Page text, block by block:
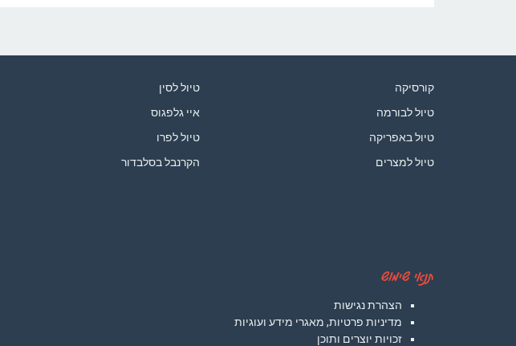
קורסיקה
טיול לבורמה
טיול באפריקה
טיול למצרים
טיול לסין
איי גלפגוס
טיול לפרו
הקרנבל בסלבדור
תנאי שימוש
הצהרת נגישות
מדיניות פרטיות, מאגרי מידע ועוגיות
זכויות יוצרים ותוכן